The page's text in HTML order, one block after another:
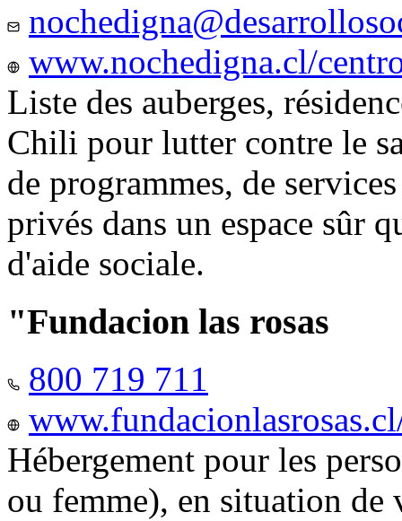
www.nochedigna.cl/
Liste des auberges,
Chili pour lutter contre le
de programmes, de
privés dans un espace sûr
d'aide sociale.
"Fundacion las rosas
800 719 711
Hébergement pour les
ou femme), en situation